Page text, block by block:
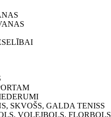
SKVOŠS, GALDA TENISS
VOLEJBOLS, FLORBOLS